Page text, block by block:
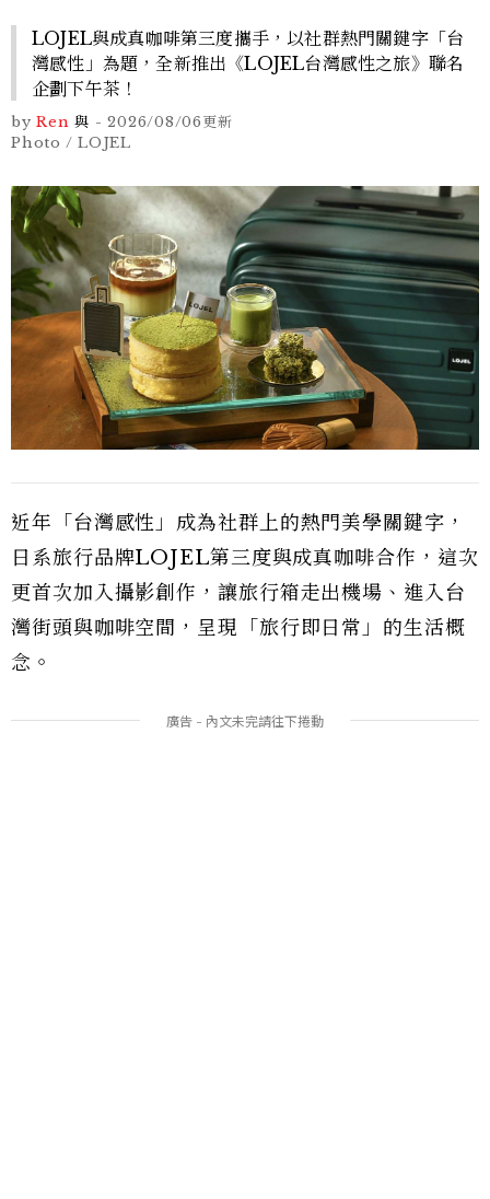
LOJEL與成真咖啡第三度攜手，以社群熱門關鍵字「台
灣感性」為題，全新推出《LOJEL台灣感性之旅》聯名
企劃下午茶！
by Ren與 -2026/08/06更新
Photo / LOJEL
近年「台灣感性」成為社群上的熱門美學關鍵字，
日系旅行品牌LOJEL第三度與成真咖啡合作，這次
更首次加入攝影創作，讓旅行箱走出機場、進入台
灣街頭與咖啡空間，呈現「旅行即日常」的生活概
念。